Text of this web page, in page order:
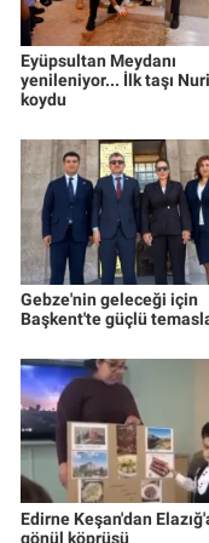
Eyüpsultan Meydanı
yenileniyor... İlk taşı
koydu
Gebze'nin geleceği için
Başkent'te güçlü
Edirne Keşan'dan
gönül köprüsü